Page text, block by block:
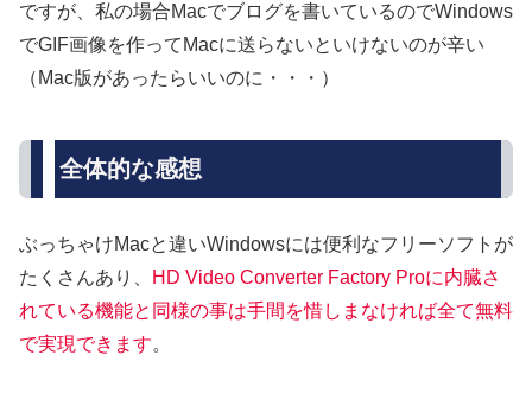
ですが、私の場合Macでブログを書いているのでWindows
でGIF画像を作ってMacに送らないといけないのが辛い
（Mac版があったらいいのに・・・）
全体的な感想
ぶっちゃけMacと違いWindowsには便利なフリーソフトが
たくさんあり、
HD Video Converter Factory Proに内臓さ
れている機能と同様の事は手間を惜しまなければ全て無料
で実現できます。